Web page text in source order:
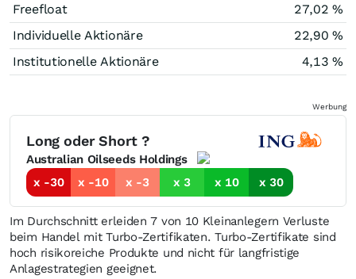
Freefloat
27,02 %
Individuelle Aktionäre
22,90 %
Institutionelle Aktionäre
4,13 %
Werbung
Long oder Short ?
Australian Oilseeds Holdings
x -30
x -10 x -3 x 3 x 10 x 30
Im Durchschnitt erleiden 7 von 10 Kleinanlegern Verluste
beim Handel mit Turbo-Zertifikaten. Turbo-Zertifikate sind
hoch risikoreiche Produkte und nicht für langfristige
Anlagestrategien geeignet.